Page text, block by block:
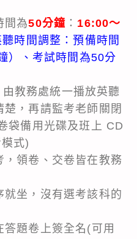
間為50分鐘 ： 16:00～
時間調整：預備時間
）、考試時間為50分
教務處統一播放英聽
，再請監考老師關閉
袋備用光碟及班上 CD
式)
領卷、交卷皆在教務
就坐，沒有選考該科的
題卷上簽全名(可用